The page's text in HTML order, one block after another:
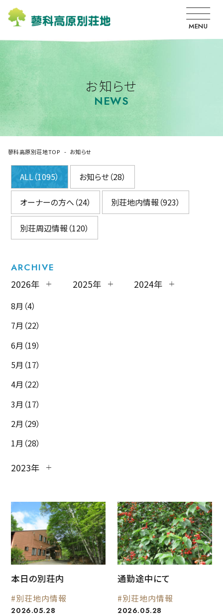
MENU
お知らせ
NEWS
蓼科高原別荘地TOP お知らせ
ALL（1095） お知らせ（28）
オーナーの方へ（24） 別荘地内情報（923）
別荘周辺情報（120）
ARCHIVE
2026年
8月（4）
7月（22）
6月（19）
5月（17）
4月（22）
3月（17）
2月（29）
1月（28）
2025年 2024年
2023年
本日の別荘内
#別荘地内情報
2026.05.28
通勤途中にて
#別荘地内情報
2026.05.28